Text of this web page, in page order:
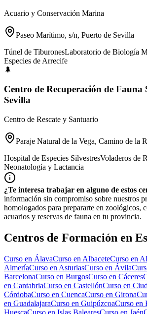
Acuario y Conservación Marina
Paseo Marítimo, s/n, Puerto de Sevilla
Túnel de TiburonesLaboratorio de Biología
Especies de Arrecife
🌲
Centro de Recuperación de Fauna
Sevilla
Centro de Rescate y Santuario
Paraje Natural de la Vega, Camino de la
Hospital de Especies SilvestresVoladeros de
Neonatología y Lactancia
¿Te interesa trabajar en alguno de estos
información sin compromiso sobre nuestros
homologados para prepararte en zoológicos,
acuarios y reservas de fauna en tu provincia.
Centros de Formación en
Curso en ÁlavaCurso en AlbaceteCurso en
AlmeríaCurso en AsturiasCurso en Ávila
BarcelonaCurso en BurgosCurso en Cáceres
en CantabriaCurso en CastellónCurso en
CórdobaCurso en CuencaCurso en Girona
en GuadalajaraCurso en GuipúzcoaCurso en
HuescaCurso en Islas BalearesCurso en Jaén